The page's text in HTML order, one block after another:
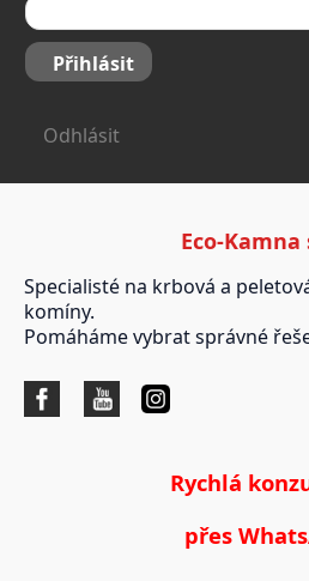
Přihlásit
Odhlásit
Eco-Kamna
Specialisté na krbová a
komíny.
Pomáháme vybrat správné
Rychlá
přes